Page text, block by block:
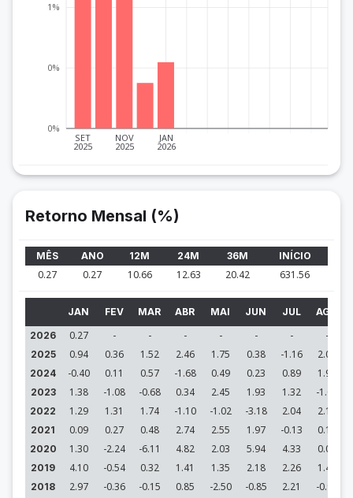
SET
2025
NOV
2025
JAN
2026
0%
0%
1%
Retorno Mensal (%)
MÊS ANO 12M 24M 36M INÍCIO
0.27 0.27 10.66 12.63 20.42 631.56
JAN FEV MAR ABR MAI JUN JUL AGO
2026
0.27 - - - - - - -
2025 0.94 0.36 1.52 2.46 1.75 0.38 -1.16 2.00
2024 -0.40 0.11 0.57 -1.68 0.49 0.23 0.89 1.93
2023 1.38 -1.08 -0.68 0.34 2.45 1.93 1.32 -1.07
2022 1.29 1.31 1.74 -1.10 -1.02 -3.18 2.04 2.13
2021 0.09 0.27 0.48 2.74 2.55 1.97 -0.13 0.10
2020 1.30 -2.24 -6.11 4.82 2.03 5.94 4.33 0.06
2019 4.10 -0.54 0.32 1.41 1.35 2.18 2.26 1.47
2018 2.97 -0.36 -0.15 0.85 -2.50 -0.85 2.21 -0.91